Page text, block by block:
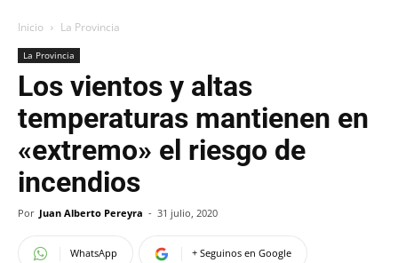
Inicio La Provincia
La Provincia
Los vientos y altas
temperaturas mantienen en
«extremo» el riesgo de
incendios
Por Juan Alberto Pereyra - 31 julio, 2020
WhatsApp + Seguinos en Google